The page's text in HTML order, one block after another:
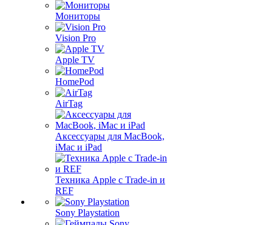
Мониторы
Vision Pro
Apple TV
HomePod
AirTag
Аксессуары для MacBook,
iMac и iPad
Техника Apple с Trade-in и
REF
Sony Playstation